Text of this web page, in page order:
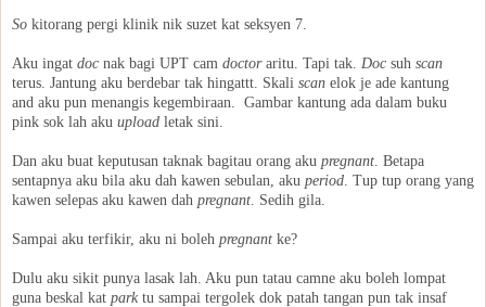
So kitorang pergi klinik nik suzet kat seksyen 7.
Aku ingat doc nak bagi UPT cam doctoraritu. Tapi tak. Doc suh scan
terus. Jantung aku berdebar tak hingattt. Skali scan elok je ade kantung
and aku pun menangis kegembiraan. Gambar kantung ada dalam buku
pink sok lah aku upload letak sini.
Dan aku buat keputusan taknak bagitau orang aku pregnant . Betapa
sentapnya aku bila aku dah kawen sebulan, aku period . Tup tup orang yang
kawen selepas aku kawen dah pregnant . Sedih gila.
Sampai aku terfikir, aku ni boleh pregnant ke?
Dulu aku sikit punya lasak lah. Aku pun tatau camne aku boleh lompat
guna beskal kat parktu sampai tergolek dok patah tangan pun tak insaf